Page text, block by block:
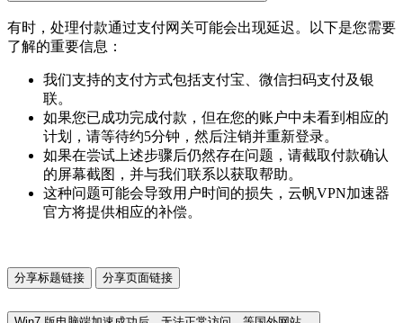
有时，处理付款通过支付网关可能会出现延迟。以下是您需要
了解的重要信息：
我们支持的支付方式包括支付宝、微信扫码支付及银
联。
如果您已成功完成付款，但在您的账户中未看到相应的
计划，请等待约5分钟，然后注销并重新登录。
如果在尝试上述步骤后仍然存在问题，请截取付款确认
的屏幕截图，并与我们联系以获取帮助。
这种问题可能会导致用户时间的损失，云帆VPN加速器
官方将提供相应的补偿。
分享标题链接 分享页面链接